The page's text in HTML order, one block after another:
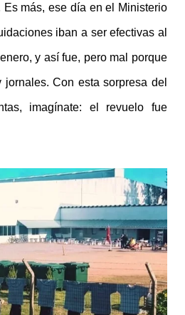
Es más, ese día en el Ministerio
iban a ser efectivas al
y así fue, pero mal porque
Con esta sorpresa del
imagínate: el revuelo fue